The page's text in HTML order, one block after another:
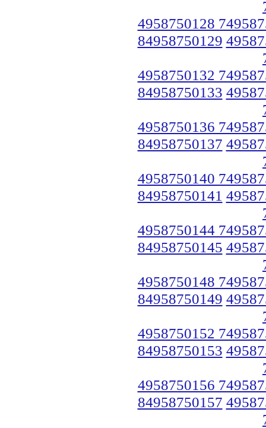
4958750128
84958750129
4958750132
84958750133
4958750136
84958750137
4958750140
84958750141
4958750144
84958750145
4958750148
84958750149
4958750152
84958750153
4958750156
84958750157